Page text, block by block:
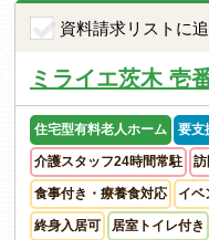
資料請求リストに
ミライエ茨木 壱
住宅型有料老人ホーム 要支
介護スタッフ24時間常駐
食事付き・療養食対応 イベ
終身入居可 居室トイレ付き